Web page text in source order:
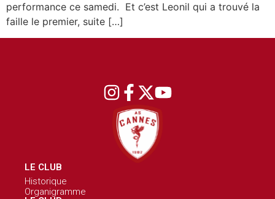
performance ce samedi. Et c’est Leonil qui a trouvé la
faille le premier, suite […]
LE CLUB
Historique
Organigramme